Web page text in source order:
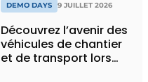
DEMO DAYS 9 JUILLET 2026
Découvrez l’avenir des
véhicules de chantier
et de transport lors